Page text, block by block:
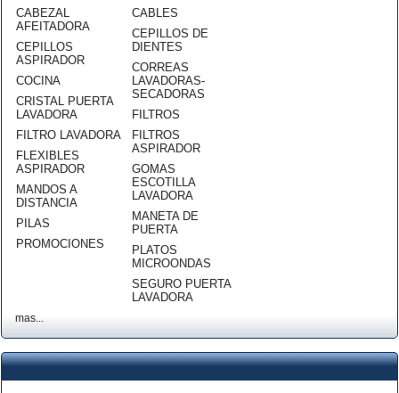
CABEZAL
AFEITADORA
CEPILLOS
ASPIRADOR
COCINA
CRISTAL PUERTA
LAVADORA
FILTRO LAVADORA
FLEXIBLES
ASPIRADOR
MANDOS A
DISTANCIA
PILAS
PROMOCIONES
CABLES
CEPILLOS DE
DIENTES
CORREAS
LAVADORAS-
SECADORAS
FILTROS
FILTROS
ASPIRADOR
GOMAS
ESCOTILLA
LAVADORA
MANETA DE
PUERTA
PLATOS
MICROONDAS
SEGURO PUERTA
LAVADORA
mas...